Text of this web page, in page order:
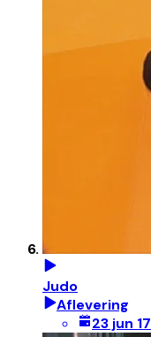
Judo
Aflevering
23 jun 17